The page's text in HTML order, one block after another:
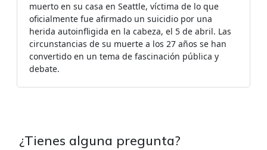
muerto en su casa en Seattle, víctima de lo que
oficialmente fue afirmado un suicidio por una
herida autoinfligida en la cabeza, el 5 de abril. Las
circunstancias de su muerte a los 27 años se han
convertido en un tema de fascinación pública y
debate.
¿Tienes alguna pregunta?